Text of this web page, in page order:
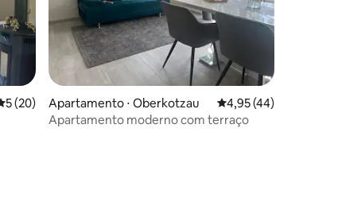
de uma avaliação média de 5, 20 avaliações
5 (20)
Apartamento ⋅ Oberkotzau 4,95 de uma
4,95 (44)
Apartamento moderno com terraço